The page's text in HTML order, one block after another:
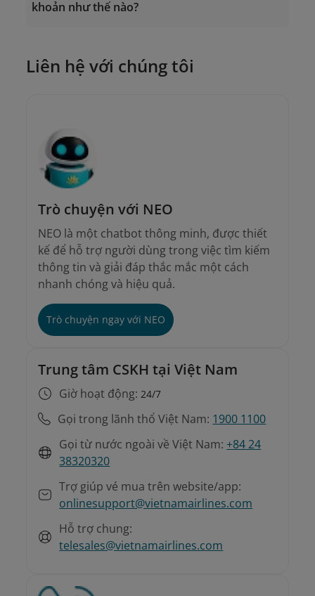
được hướng dẫn trực tiếp.
khoản như thế nào?
Liên hệ với chúng tôi
Trò chuyện với NEO
NEO là một chatbot thông minh, được thiết
kế để hỗ trợ người dùng trong việc tìm kiếm
thông tin và giải đáp thắc mắc một cách
nhanh chóng và hiệu quả.
Trò chuyện ngay với NEO
Trung tâm CSKH tại Việt Nam
Giờ hoạt động:24/7
Gọi trong lãnh thổ Việt Nam: 1900 1100
Gọi từ nước ngoài về Việt Nam: +84 24
38320320
Trợ giúp vé mua trên website/app:
onlinesupport@vietnamairlines.com
Hỗ trợ chung:
telesales@vietnamairlines.com